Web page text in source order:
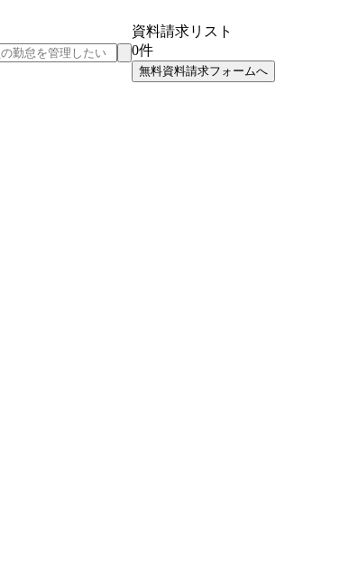
資料請求リスト
0件
無料資料請求フォームへ